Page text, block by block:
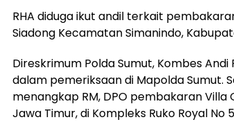
RHA diduga ikut andil terkait
Siadong Kecamatan Simanindo,
Direskrimum Polda Sumut, Kombes
dalam pemeriksaan di Mapolda Sumut.
menangkap RM, DPO pembakaran Villa
Jawa Timur, di Kompleks Ruko Royal No